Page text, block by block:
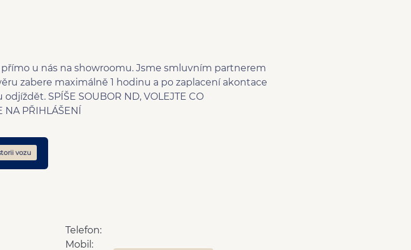
u nás na showroomu. Jsme smluvním partnerem
zabere maximálně 1 hodinu a po zaplacení akontace
SPÍŠE SOUBOR ND, VOLEJTE CO
NA PŘIHLÁŠENÍ
vozu
Telefon:
Mobil: